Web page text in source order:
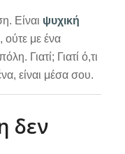
Είναι ψυχική
ούτε με ένα
Γιατί; Γιατί ό,τι
είναι μέσα σου.
δεν